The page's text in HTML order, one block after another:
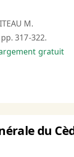
M.
317-322.
gratuit
du